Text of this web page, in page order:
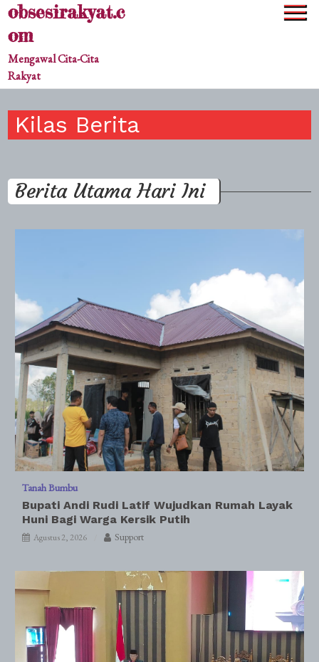
Skipobsesirakyat.c
om
Mengawal Cita-Cita
Rakyat
Kilas Berita
Berita Utama Hari Ini
Tanah Bumbu
Bupati Andi Rudi Latif Wujudkan Rumah Layak
Huni Bagi Warga Kersik Putih
Agustus 2, 2026 Support